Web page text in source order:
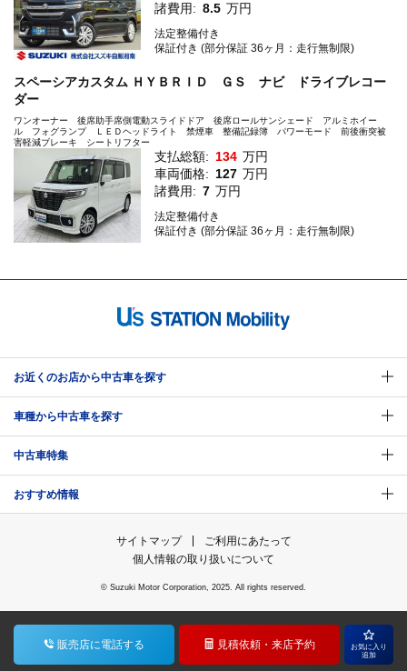
諸費用: 8.5 万円
法定整備付き
保証付き (部分保証 36ヶ月：走行無制限)
スペーシアカスタム ＨＹＢＲＩＤ ＧＳ ナビ ドライブレコー
ダー
ワンオーナー 後席助手席側電動スライドドア 後席ロールサンシェード アルミホイー
ル フォグランプ ＬＥＤヘッドライト 禁煙車 整備記録簿 パワーモード 前後衝突被
害軽減ブレーキ シートリフター
支払総額: 134 万円
車両価格: 127 万円
諸費用: 7 万円
法定整備付き
保証付き (部分保証 36ヶ月：走行無制限)
お近くのお店から中古車を探す
車種から中古車を探す
中古車特集
おすすめ情報
サイトマップ
ご利用にあたって
個人情報の取り扱いについて
© Suzuki Motor Corporation, 2025. All rights reserved.
販売店に電話する 見積依頼・ 来店予約
お気に入り
追加